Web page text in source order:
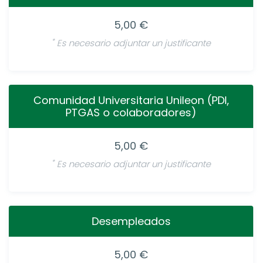
5,00 €
*Es necesario adjuntar un justificante
Comunidad Universitaria Unileon (PDI,
PTGAS o colaboradores)
5,00 €
*Es necesario adjuntar un justificante
Desempleados
5,00 €